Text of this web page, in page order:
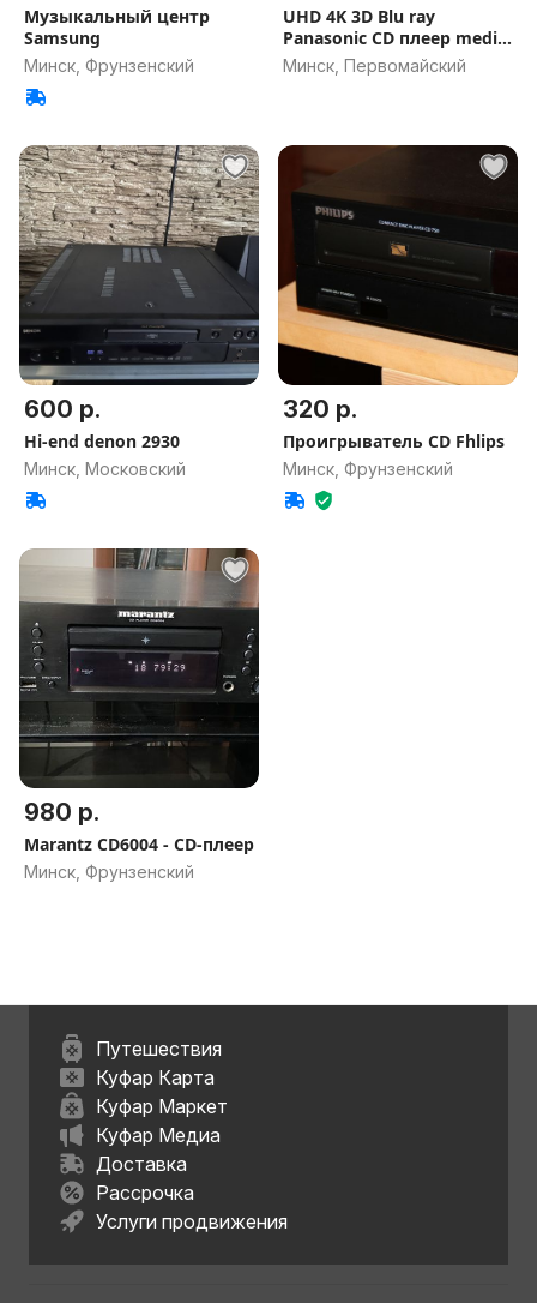
Музыкальный центр
Samsung
Минск, Фрунзенский
UHD 4K 3D Blu ray
Panasonic CD плеер media
box TV
Минск, Первомайский
600 р.
Hi-end denon 2930
Минск, Московский
320 р.
Проигрыватель CD Fhlips
Минск, Фрунзенский
980 р.
Marantz CD6004 - CD-плеер
Минск, Фрунзенский
Путешествия
Куфар Карта
Куфар Маркет
Куфар Медиа
Доставка
Рассрочка
Услуги продвижения